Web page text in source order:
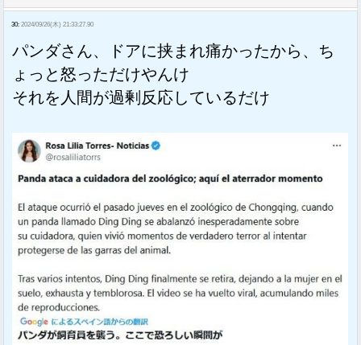
30: 2024/09/26(木) 21:33:27.90
パンダさん、ドアに挟まれ痛かったから、ち
ょっと怒っただけやんけ
それを人間が過剰反応しているだけ